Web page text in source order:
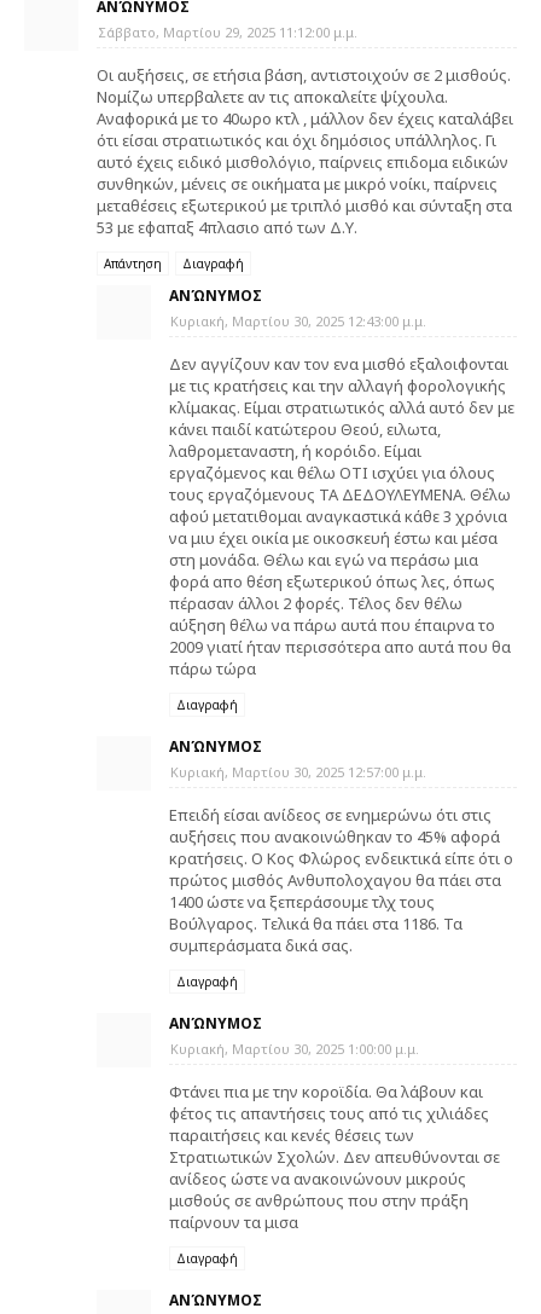
ΑΝΏΝΥΜΟΣ
Σάββατο, Μαρτίου 29, 2025 11:12:00 μ.μ.
Οι αυξήσεις, σε ετήσια βάση, αντιστοιχούν σε 2 μισθούς.
Νομίζω υπερβαλετε αν τις αποκαλείτε ψίχουλα.
Αναφορικά με το 40ωρο κτλ , μάλλον δεν έχεις καταλάβει
ότι είσαι στρατιωτικός και όχι δημόσιος υπάλληλος. Γι
αυτό έχεις ειδικό μισθολόγιο, παίρνεις επιδομα ειδικών
συνθηκών, μένεις σε οικήματα με μικρό νοίκι, παίρνεις
μεταθέσεις εξωτερικού με τριπλό μισθό και σύνταξη στα
53 με εφαπαξ 4πλασιο από των Δ.Υ.
Απάντηση Διαγραφή
ΑΝΏΝΥΜΟΣ
Κυριακή, Μαρτίου 30, 2025 12:43:00 μ.μ.
Δεν αγγίζουν καν τον ενα μισθό εξαλοιφονται
με τις κρατήσεις και την αλλαγή φορολογικής
κλίμακας. Είμαι στρατιωτικός αλλά αυτό δεν με
κάνει παιδί κατώτερου Θεού, ειλωτα,
λαθρομεταναστη, ή κορόιδο. Είμαι
εργαζόμενος και θέλω ΟΤΙ ισχύει για όλους
τους εργαζόμενους ΤΑ ΔΕΔΟΥΛΕΥΜΕΝΑ. Θέλω
αφού μετατιθομαι αναγκαστικά κάθε 3 χρόνια
να μιυ έχει οικία με οικοσκευή έστω και μέσα
στη μονάδα. Θέλω και εγώ να περάσω μια
φορά απο θέση εξωτερικού όπως λες, όπως
πέρασαν άλλοι 2 φορές. Τέλος δεν θέλω
αύξηση θέλω να πάρω αυτά που έπαιρνα το
2009 γιατί ήταν περισσότερα απο αυτά που θα
πάρω τώρα
Διαγραφή
ΑΝΏΝΥΜΟΣ
Κυριακή, Μαρτίου 30, 2025 12:57:00 μ.μ.
Επειδή είσαι ανίδεος σε ενημερώνω ότι στις
αυξήσεις που ανακοινώθηκαν το 45% αφορά
κρατήσεις. Ο Κος Φλώρος ενδεικτικά είπε ότι ο
πρώτος μισθός Ανθυπολοχαγου θα πάει στα
1400 ώστε να ξεπεράσουμε τλχ τους
Βούλγαρος. Τελικά θα πάει στα 1186. Τα
συμπεράσματα δικά σας.
Διαγραφή
ΑΝΏΝΥΜΟΣ
Κυριακή, Μαρτίου 30, 2025 1:00:00 μ.μ.
Φτάνει πια με την κοροϊδία. Θα λάβουν και
φέτος τις απαντήσεις τους από τις χιλιάδες
παραιτήσεις και κενές θέσεις των
Στρατιωτικών Σχολών. Δεν απευθύνονται σε
ανίδεος ώστε να ανακοινώνουν μικρούς
μισθούς σε ανθρώπους που στην πράξη
παίρνουν τα μισα
Διαγραφή
ΑΝΏΝΥΜΟΣ